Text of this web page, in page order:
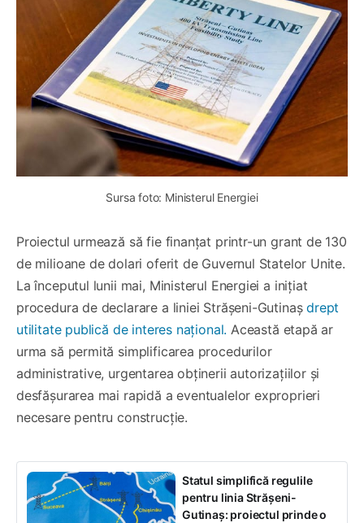
Sursa foto: Ministerul Energiei
Proiectul urmează să fie finanțat printr-un grant de 130
de milioane de dolari oferit de Guvernul Statelor Unite.
La începutul lunii mai, Ministerul Energiei a inițiat
procedura de declarare a liniei Strășeni-Gutinașdrept
utilitate publică de interes național. Această etapă ar
urma să permită simplificarea procedurilor
administrative, urgentarea obținerii autorizațiilor și
desfășurarea mai rapidă a eventualelor exproprieri
necesare pentru construcție.
Statul simplifică regulile
pentru linia Strășeni-
Gutinaș: proiectul prinde o